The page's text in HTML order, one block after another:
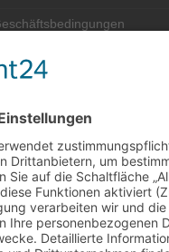
Adresse
Möbelausstellung:
Str. 89 (Halle hinten rechts)